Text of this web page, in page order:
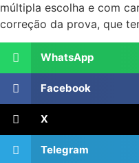
múltipla escolha e com
correção da prova, que
WhatsApp
Facebook
X
Telegram